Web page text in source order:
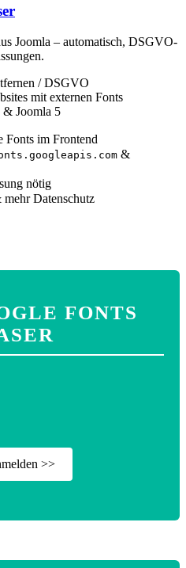
Joomla – automatisch, DSGVO-
/ DSGVO
mit externen Fonts
& Joomla 5
Fonts im Frontend
&
nötig
Datenschutz
FONTS
>>